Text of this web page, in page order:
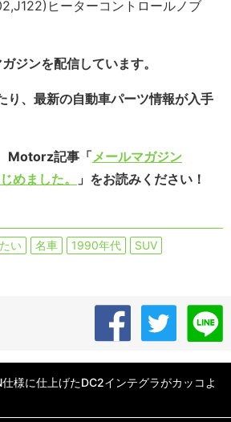
ヒーターコントロールノブ
ジンを配信しています。
り、最新の自動車パーツ情報が入手
Motorz記事「メールマガジン
めました。
」をお読みください！
い 名車 1990年代
SUV
様に仕上げたDC2インテグラがカッコよ